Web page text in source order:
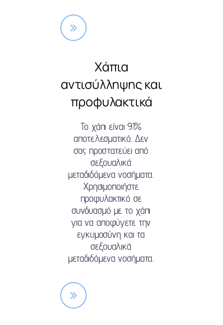
Χάπια
αντισύλληψης και
προφυλακτικά
Το χάπι είναι 91%
αποτελεσματικό. Δεν
σας προστατεύει από
σεξουαλικά
μεταδιδόμενα νοσήματα.
Χρησιμοποιήστε
προφυλακτικό σε
συνδυασμό με το χάπι
για να αποφύγετε την
εγκυμοσύνη και τα
σεξουαλικά
μεταδιδόμενα νοσήματα.